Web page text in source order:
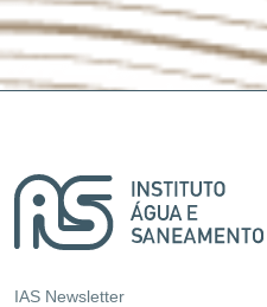
IAS Newsletter